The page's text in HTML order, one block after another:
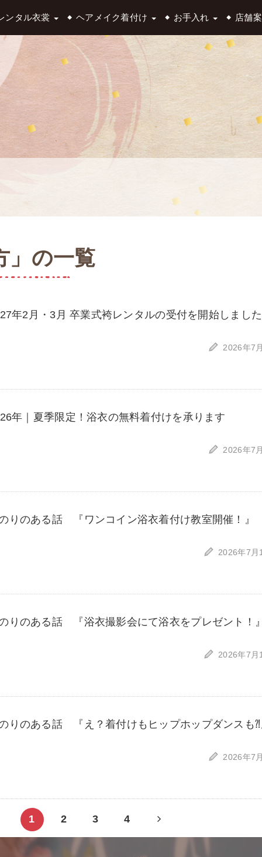
ンタル衣裳 ヘアメイク着付け お手入れ 店舗
」の一覧
年2月・3月 卒業式袴レンタルの受付を開始しました
2026年7
年｜夏季限定！浴衣の無料着付けを承ります
2026年7
りのある話 『ワンコイン浴衣着付け教室開催！』
2026年7月
りのある話 『浴衣撮影会にて浴衣をプレゼント！』
2026年7月
りのある話 『え？着付けもヒップホップダンスも⁈
2026年7
1 2 3 4
Next
page